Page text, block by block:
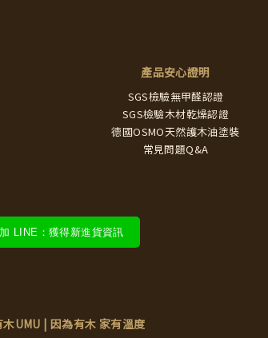
產品安心證明
SGS檢驗無甲醛認證
SGS檢驗木材乾燥認證
德國OSMO天然護木油塗裝
常見問題Q&A
加 LINE：獲得新進貨資訊
木UMU | 因為有木 家有溫度